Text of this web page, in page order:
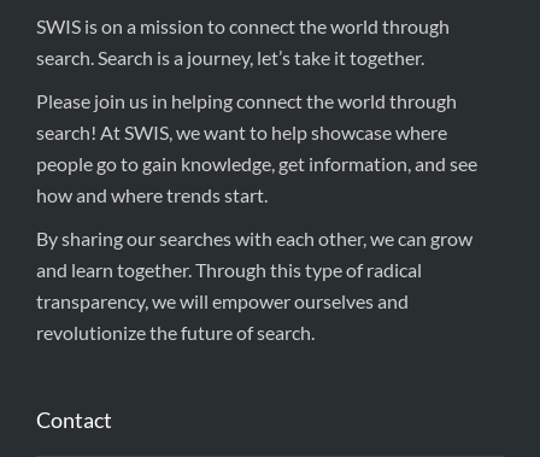
SWIS is on a mission to connect the world through
search. Search is a journey, let’s take it together.
Please join us in helping connect the world through
search! At SWIS, we want to help showcase where
people go to gain knowledge, get information, and see
how and where trends start.
By sharing our searches with each other, we can grow
and learn together. Through this type of radical
transparency, we will empower ourselves and
revolutionize the future of search.
Contact